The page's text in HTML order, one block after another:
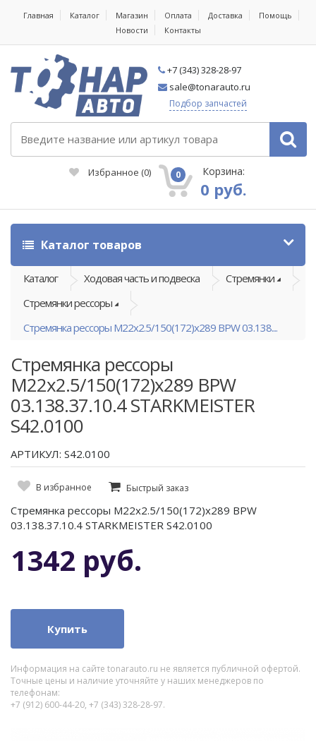
Главная Каталог Магазин Оплата Доставка
Помощь
Новости
Контакты
+7 (343) 328-28-97
sale@tonarauto.ru
Подбор запчастей
Избранное (0) 0 Корзина:
0 руб.
Каталог товаров
Каталог Ходовая часть и подвеска
Стремянки
Стремянки рессоры
Стремянка рессоры M22x2.5/150(172)x289 BPW 03.138....
Стремянка рессоры
M22x2.5/150(172)x289 BPW
03.138.37.10.4 STARKMEISTER
S42.0100
АРТИКУЛ: S42.0100
В избранное Быстрый заказ
Стремянка рессоры M22x2.5/150(172)x289 BPW
03.138.37.10.4 STARKMEISTER S42.0100
1342 руб.
Купить
Информация на сайте tonarauto.ru не является публичной офертой.
Точные цены и наличие уточняйте у наших менеджеров по
телефонам:
+7 (912) 600-44-20, +7 (343) 328-28-97.